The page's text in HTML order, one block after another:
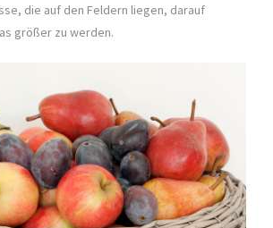
die auf den Feldern liegen, darauf
größer zu werden.